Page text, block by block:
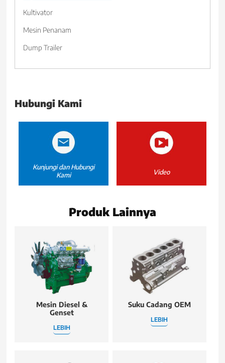
Kultivator
Mesin Penanam
Dump Trailer
Hubungi Kami
Kunjungi dan Hubungi
Kami
Video
Produk Lainnya
Mesin Diesel &
Genset
LEBIH
Suku Cadang OEM
LEBIH